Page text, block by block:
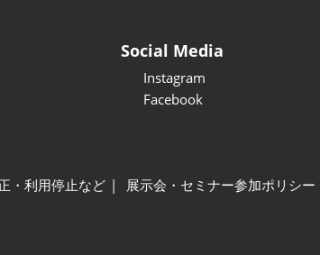
Social Media
Instagram
Facebook
・利用停止など 展示会・セミナー参加ポリシー